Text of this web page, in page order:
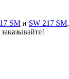
SM и SW 217 SM,